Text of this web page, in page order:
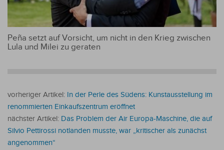
Peña setzt auf Vorsicht, um nicht in den Krieg zwischen
Lula und Milei zu geraten
vorheriger Artikel: In der Perle des Südens: Kunstausstellung im
renommierten Einkaufszentrum eröffnet
nächster Artikel: Das Problem der Air Europa-Maschine, die auf
Silvio Pettirossi notlanden musste, war „kritischer als zunächst
angenommen“